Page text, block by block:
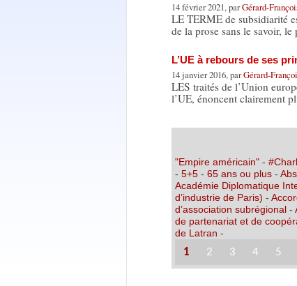
14 février 2021, parGérard-
LE TERME de subsidiarité
de la prose sans le savoir,
L’UE à rebours de ses
14 janvier 2016, parGérard-
LES traités de l’Union
l’UE, énoncent clairement
"Empire américain"-
- 5+5- 65 ans ou plus-
Académie Diplomatique
d’industrie de Paris) -
d’association subrégional-
de partenariat et de
de Latran -
1 2 3 4 5